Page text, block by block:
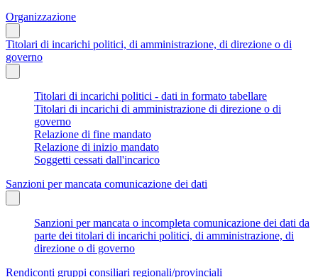
Organizzazione
Titolari di incarichi politici, di amministrazione, di direzione o di
governo
Titolari di incarichi politici - dati in formato tabellare
Titolari di incarichi di amministrazione di direzione o di
governo
Relazione di fine mandato
Relazione di inizio mandato
Soggetti cessati dall'incarico
Sanzioni per mancata comunicazione dei dati
Sanzioni per mancata o incompleta comunicazione dei dati da
parte dei titolari di incarichi politici, di amministrazione, di
direzione o di governo
Rendiconti gruppi consiliari regionali/provinciali